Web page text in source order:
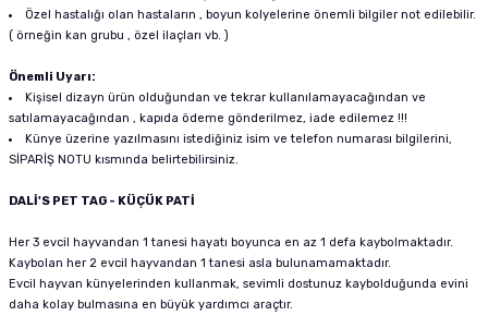
Özel hastalığı olan hastaların , boyun kolyelerine önemli bilgiler not edilebilir.
( örneğin kan grubu , özel ilaçları vb. )
Önemli Uyarı:
Kişisel dizayn ürün olduğundan ve tekrar kullanılamayacağından ve
satılamayacağından , kapıda ödeme gönderilmez, iade edilemez !!!
Künye üzerine yazılmasını istediğiniz isim ve telefon numarası bilgilerini,
SİPARİŞ NOTU kısmında belirtebilirsiniz.
DALİ'S PET TAG - KÜÇÜK PATİ
Her 3 evcil hayvandan 1 tanesi hayatı boyunca en az 1 defa kaybolmaktadır.
Kaybolan her 2 evcil hayvandan 1 tanesi asla bulunamamaktadır.
Evcil hayvan künyelerinden kullanmak, sevimli dostunuz kaybolduğunda evini
daha kolay bulmasına en büyük yardımcı araçtır.